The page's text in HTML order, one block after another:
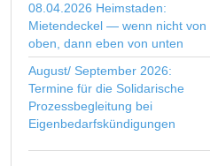
08.04.2026 Heimstaden:
Mietendeckel — wenn nicht von
oben, dann eben von unten
August/ September 2026:
Termine für die Solidarische
Prozessbegleitung bei
Eigenbedarfskündigungen